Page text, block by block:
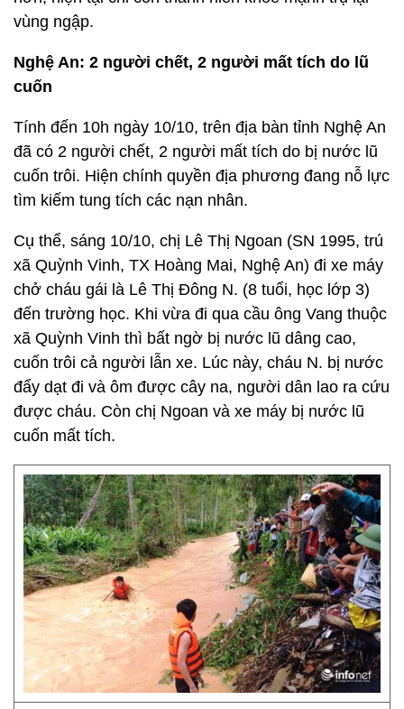
vùng ngập.
Nghệ An: 2 người chết, 2 người mất tích do lũ
cuốn
Tính đến 10h ngày 10/10, trên địa bàn tỉnh Nghệ An
đã có 2 người chết, 2 người mất tích do bị nước lũ
cuốn trôi. Hiện chính quyền địa phương đang nỗ lực
tìm kiếm tung tích các nạn nhân.
Cụ thể, sáng 10/10, chị Lê Thị Ngoan (SN 1995, trú
xã Quỳnh Vinh, TX Hoàng Mai, Nghệ An) đi xe máy
chở cháu gái là Lê Thị Đông N. (8 tuổi, học lớp 3)
đến trường học. Khi vừa đi qua cầu ông Vang thuộc
xã Quỳnh Vinh thì bất ngờ bị nước lũ dâng cao,
cuốn trôi cả người lẫn xe. Lúc này, cháu N. bị nước
đẩy dạt đi và ôm được cây na, người dân lao ra cứu
được cháu. Còn chị Ngoan và xe máy bị nước lũ
cuốn mất tích.